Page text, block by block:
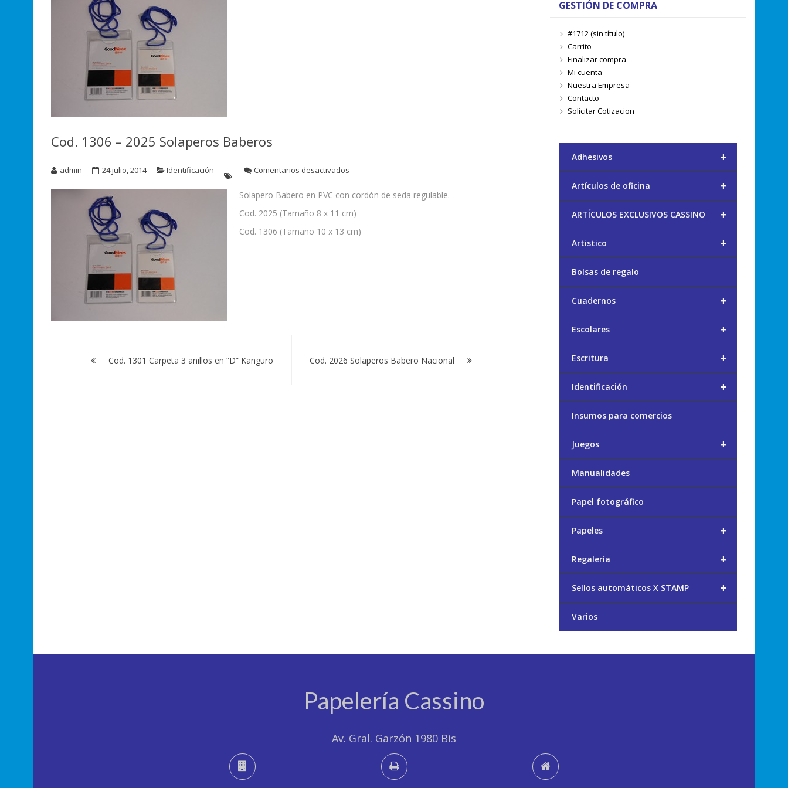
Cod. 1306 – 2025 Solaperos Baberos
admin 24 julio, 2014 Identificación Comentarios desactivados
1306
2025
Baberos
Solapero Babero en PVC con cordón de seda regulable.
Cod. 2025 (Tamaño 8 x 11 cm)
Cod. 1306 (Tamaño 10 x 13 cm)
Cod. 1301 Carpeta 3 anillos en “D” Kanguro Cod. 2026 Solaperos Babero Nacional
GESTIÓN DE COMPRA
#1712 (sin título)
Carrito
Finalizar compra
Mi cuenta
Nuestra Empresa
Contacto
Solicitar Cotizacion
+
Adhesivos
+
Artículos de oficina
+
ARTÍCULOS EXCLUSIVOS CASSINO
+
Artistico
Bolsas de regalo
+
Cuadernos
+
Escolares
+
Escritura
+
Identificación
Insumos para comercios
+
Juegos
Manualidades
Papel fotográfico
+
Papeles
+
Regalería
+
Sellos automáticos X STAMP
Varios
Papelería Cassino
Av. Gral. Garzón 1980 Bis